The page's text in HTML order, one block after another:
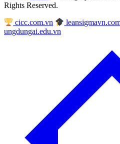
Rights Reserved.
cicc.com.vn
ungdungai.edu.vn